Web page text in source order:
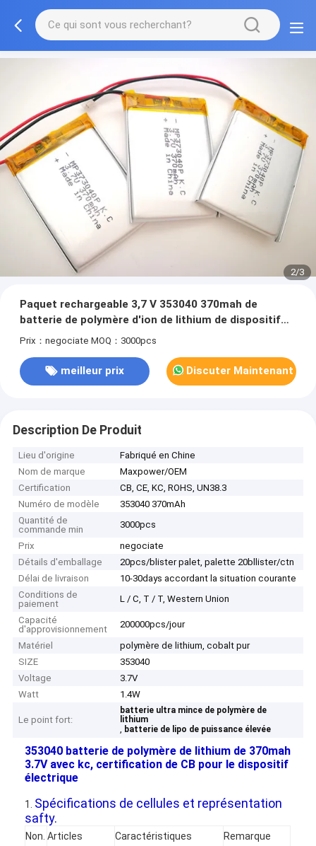
2/3
Paquet rechargeable 3,7 V 353040 370mah de
batterie de polymère d'ion de lithium de dispositif
électrique avec l'UL de CB de kc
Prix：negociate MOQ：3000pcs
meilleur prix Discuter Maintenant
Description De Produit
Lieu d'origine
Fabriqué en Chine
Nom de marque
Maxpower/OEM
Certification
CB, CE, KC, ROHS, UN38.3
Numéro de modèle
353040 370mAh
Quantité de
commande min
3000pcs
Prix
negociate
Détails d'emballage
20pcs/blister palet, palette 20bllister/ctn
Délai de livraison
10-30days accordant la situation courante
Conditions de
paiement
L / C, T / T, Western Union
Capacité
d'approvisionnement
200000pcs/jour
Matériel
polymère de lithium, cobalt pur
SIZE
353040
Voltage
3.7V
Watt
1.4W
Le point fort:
batterie ultra mince de polymère de
lithium
, batterie de lipo de puissance élevée
353040 batterie de polymère de lithium de 370mah
3.7V avec kc, certification de CB pour le dispositif
électrique
1. Spécifications de cellules et représentation
safty.
Non. Articles Caractéristiques Remarque